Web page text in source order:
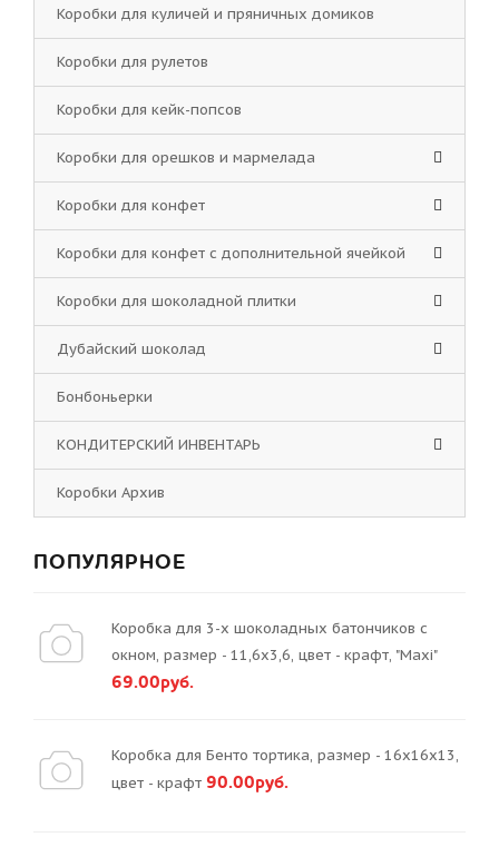
Коробки для куличей и пряничных домиков
Коробки для рулетов
Коробки для кейк-попсов
Коробки для орешков и мармелада
Коробки для конфет
Коробки для конфет с дополнительной ячейкой
Коробки для шоколадной плитки
Дубайский шоколад
Бонбоньерки
КОНДИТЕРСКИЙ ИНВЕНТАРЬ
Коробки Архив
ПОПУЛЯРНОЕ
Коробка для 3-х шоколадных батончиков с
окном, размер - 11,6х3,6, цвет - крафт, "Maxi"
69.00руб.
Коробка для Бенто тортика, размер - 16х16х13,
цвет - крафт 90.00руб.